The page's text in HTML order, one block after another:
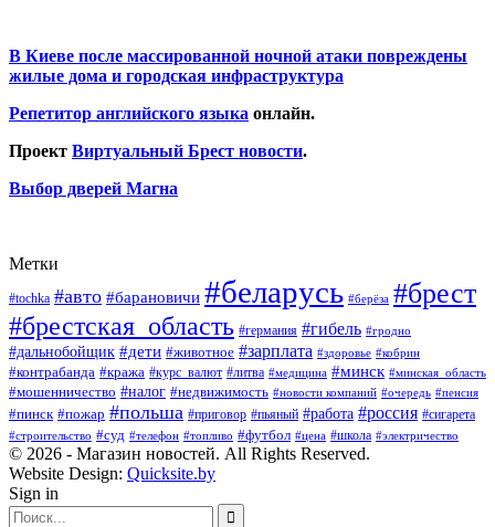
В Киеве после массированной ночной атаки повреждены
жилые дома и городская инфраструктура
Репетитор английского языка онлайн.
Проект Виртуальный Брест новости.
Выбор дверей Магна
Метки
#tochka #авто #барановичи #беларусь #берёза #брест
#брестская_область #германия #гибель #гродно
#дальнобойщик #дети #животное #зарплата #здоровье #кобрин
#контрабанда #кража #курс_валют #литва #медицина #минск #минская_область
#мошенничество #налог #недвижимость #новости компаний #очередь #пенсия
#пинск #пожар #польша #приговор #пьяный #работа #россия #сигарета
#строительство #суд #телефон #топливо #футбол #цена #школа #электричество
© 2026 - Магазин новостей. All Rights Reserved.
Website Design: Quicksite.by
Sign in